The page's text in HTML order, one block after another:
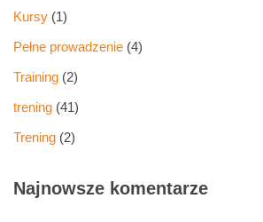
Kursy (1)
Pełne prowadzenie (4)
Training (2)
trening (41)
Trening (2)
Najnowsze komentarze